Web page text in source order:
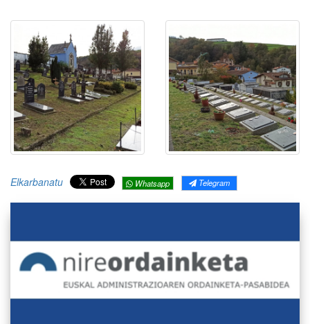
Elkarbanatu Whatsapp Telegram